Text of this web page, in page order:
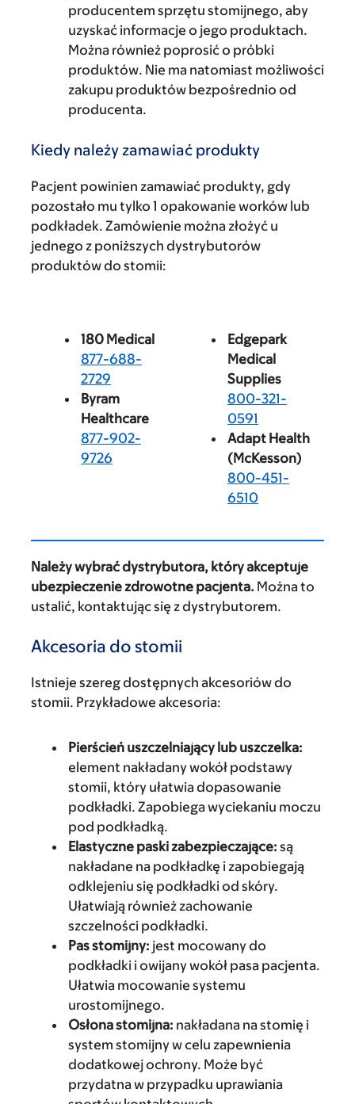
producentem sprzętu stomijnego, aby
uzyskać informacje o jego produktach.
Można również poprosić o próbki
produktów. Nie ma natomiast możliwości
zakupu produktów bezpośrednio od
producenta.
Kiedy należy zamawiać produkty
Pacjent powinien zamawiać produkty, gdy
pozostało mu tylko 1 opakowanie worków lub
podkładek. Zamówienie można złożyć u
jednego z poniższych dystrybutorów
produktów do stomii:
180 Medical
877-688-
2729
Byram
Healthcare
877-902-
9726
Edgepark
Medical
Supplies
800-321-
0591
Adapt Health
(McKesson)
800-451-
6510
Należy wybrać dystrybutora, który akceptuje
ubezpieczenie zdrowotne pacjenta. Można to
ustalić, kontaktując się z dystrybutorem.
Akcesoria do stomii
Istnieje szereg dostępnych akcesoriów do
stomii. Przykładowe akcesoria:
Pierścień uszczelniający lub uszczelka:
element nakładany wokół podstawy
stomii, który ułatwia dopasowanie
podkładki. Zapobiega wyciekaniu moczu
pod podkładką.
Elastyczne paski zabezpieczające: są
nakładane na podkładkę i zapobiegają
odklejeniu się podkładki od skóry.
Ułatwiają również zachowanie
szczelności podkładki.
Pas stomijny: jest mocowany do
podkładki i owijany wokół pasa pacjenta.
Ułatwia mocowanie systemu
urostomijnego.
Osłona stomijna: nakładana na stomię i
system stomijny w celu zapewnienia
dodatkowej ochrony. Może być
przydatna w przypadku uprawiania